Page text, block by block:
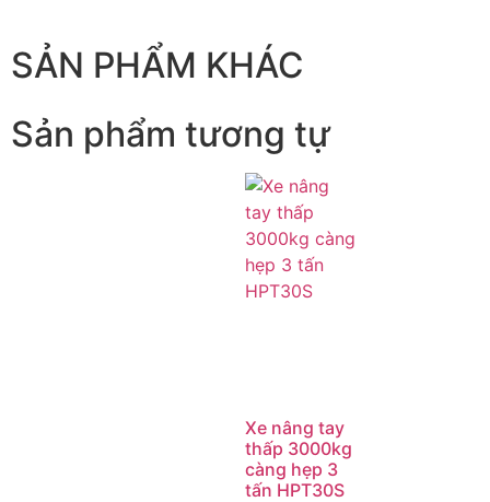
SẢN PHẨM KHÁC
Sản phẩm tương tự
Xe nâng tay
thấp 3000kg
càng hẹp 3
tấn HPT30S